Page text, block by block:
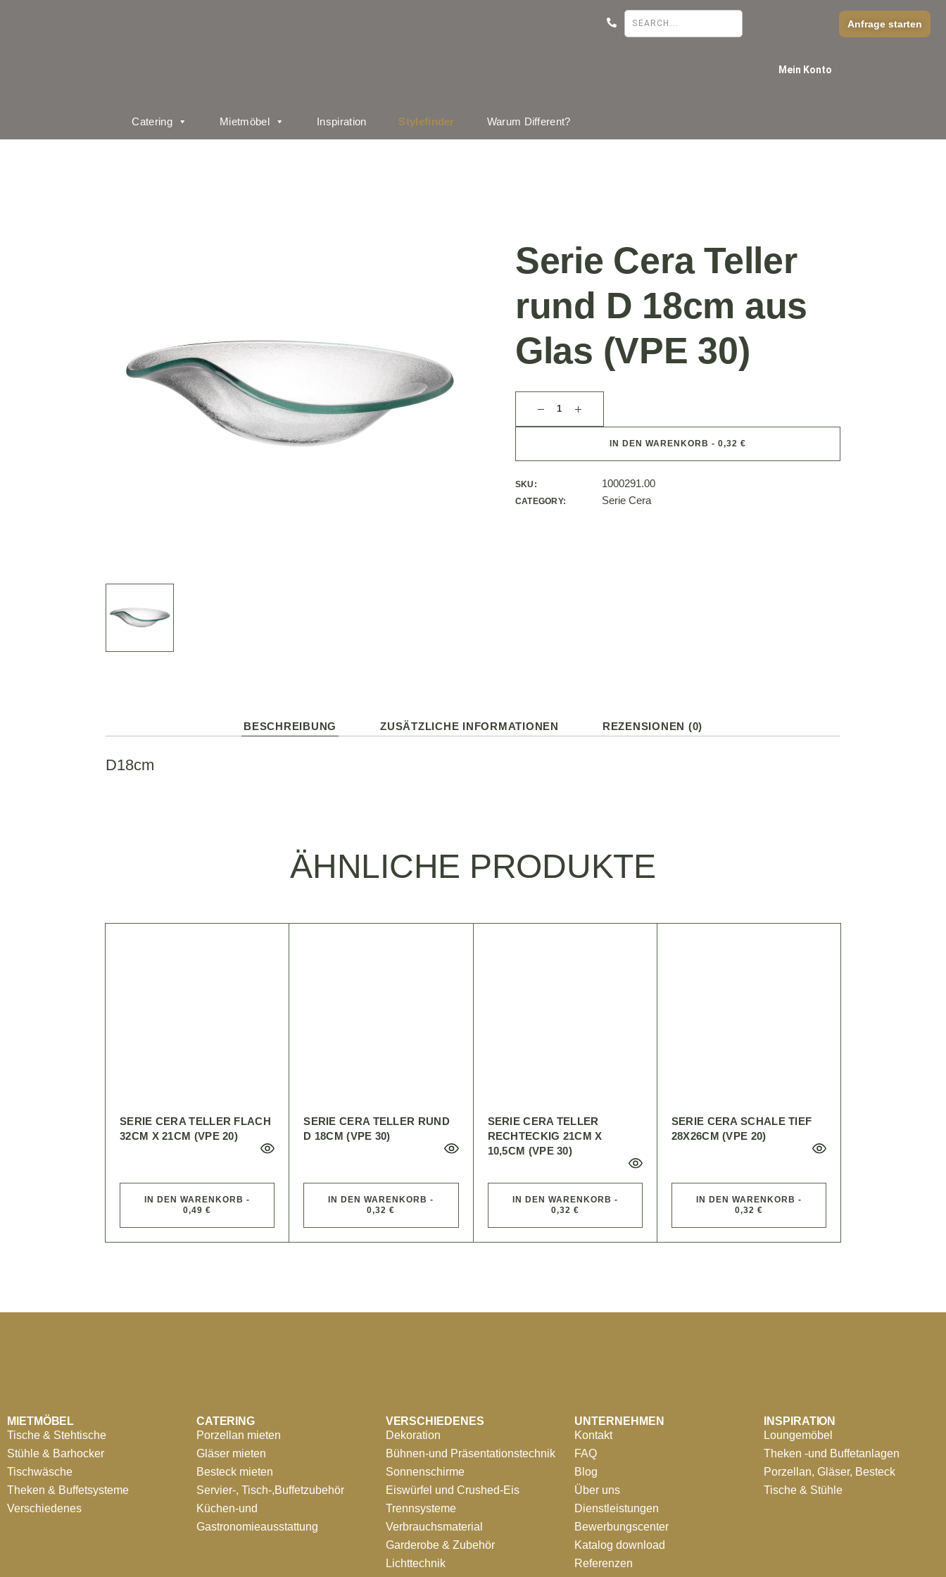
Catering Mietmöbel Inspiration Stylefinder Warum Different?
Mein Konto
Anfrage starten
Serie Cera Teller
rund D 18cm aus
Glas (VPE 30)
IN DEN WARENKORB - 0,32 €
SKU: 1000291.00
CATEGORY: Serie Cera
BESCHREIBUNG ZUSÄTZLICHE INFORMATIONEN REZENSIONEN (0)
D18cm
ÄHNLICHE PRODUKTE
SERIE CERA TELLER FLACH
32CM X 21CM (VPE 20)
IN DEN WARENKORB -
0,49 €
SERIE CERA TELLER RUND
D 18CM (VPE 30)
IN DEN WARENKORB -
0,32 €
SERIE CERA TELLER
RECHTECKIG 21CM X
10,5CM (VPE 30)
IN DEN WARENKORB -
0,32 €
SERIE CERA SCHALE TIEF
28X26CM (VPE 20)
IN DEN WARENKORB -
0,32 €
MIETMÖBEL
Tische & Stehtische
Stühle & Barhocker
Tischwäsche
Theken & Buffetsysteme
Verschiedenes
CATERING
Porzellan mieten
Gläser mieten
Besteck mieten
Servier-, Tisch-,Buffetzubehör
Küchen-und
Gastronomieausstattung
VERSCHIEDENES
Dekoration
Bühnen-und Präsentationstechnik
Sonnenschirme
Eiswürfel und Crushed-Eis
Trennsysteme
Verbrauchsmaterial
Garderobe & Zubehör
Lichttechnik
UNTERNEHMEN
Kontakt
FAQ
Blog
Über uns
Dienstleistungen
Bewerbungscenter
Katalog download
Referenzen
INSPIRATION
Loungemöbel
Theken -und Buffetanlagen
Porzellan, Gläser, Besteck
Tische & Stühle